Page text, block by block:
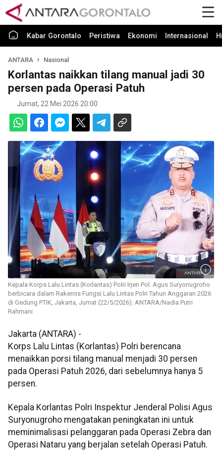
Kabar Gorontalo Peristiwa Ekonomi Internasional
ANTARA Nasional
Korlantas naikkan tilang manual jadi 30
persen pada Operasi Patuh
Jumat, 22 Mei 2026 20:00
Kepala Korps Lalu Lintas (Korlantas) Polri Irjen Pol. Agus Suryonugroho
berbicara dalam Rakernis Fungsi Lalu Lintas Polri Tahun Anggaran 2026
di Gedung PTIK, Jakarta, Jumat (22/5/2026). ANTARA/Nadia Putri
Rahmani
Jakarta (ANTARA) -
Korps Lalu Lintas (Korlantas) Polri berencana
menaikkan porsi tilang manual menjadi 30 persen
pada Operasi Patuh 2026, dari sebelumnya hanya 5
persen.
Kepala Korlantas Polri Inspektur Jenderal Polisi Agus
Suryonugroho mengatakan peningkatan ini untuk
meminimalisasi pelanggaran pada Operasi Zebra dan
Operasi Nataru yang berjalan setelah Operasi Patuh.